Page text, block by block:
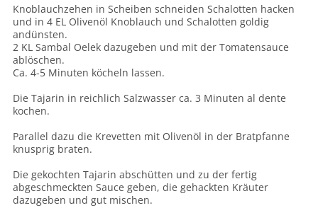
Knoblauchzehen in Scheiben schneiden Schalotten hacken
und in 4 EL Olivenöl Knoblauch und Schalotten goldig
andünsten.
2 KL Sambal Oelek dazugeben und mit der Tomatensauce
ablöschen.
Ca. 4-5 Minuten köcheln lassen.
Die Tajarin in reichlich Salzwasser ca. 3 Minuten al dente
kochen.
Parallel dazu die Krevetten mit Olivenöl in der Bratpfanne
knusprig braten.
Die gekochten Tajarin abschütten und zu der fertig
abgeschmeckten Sauce geben, die gehackten Kräuter
dazugeben und gut mischen.